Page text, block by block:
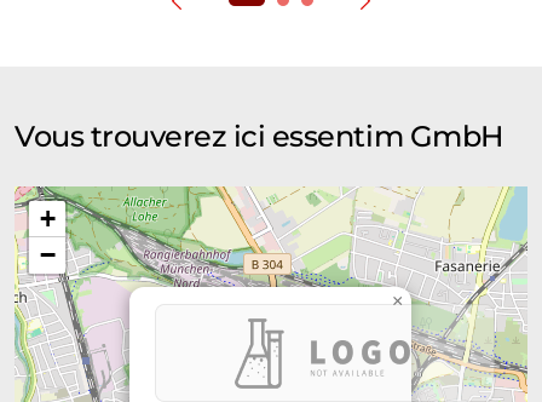
Vous trouverez ici essentim GmbH
×
+
−